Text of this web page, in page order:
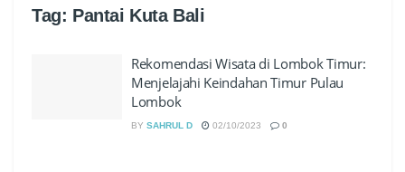
Tag: Pantai Kuta Bali
Rekomendasi Wisata di Lombok Timur:
Menjelajahi Keindahan Timur Pulau
Lombok
BY SAHRUL D 02/10/2023 0